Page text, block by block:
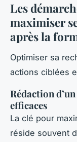
Les
maximiser
après la
Optimiser sa
actions ciblées
Rédaction
efficaces
La clé pour
réside souvent